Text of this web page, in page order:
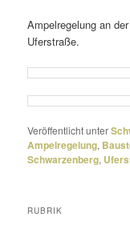
Ampelregelung an
Uferstraße.
Veröffentlicht unter
Ampelregelung,
Schwarzenberg,
RUBRIK